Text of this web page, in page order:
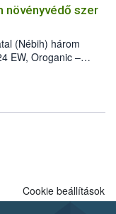
érdekében.
növényvédő szer
(Nébih) három
EW, Oroganic –
követően,
elleni további
termesztésben is
Cookie beállítások